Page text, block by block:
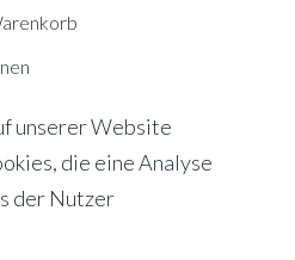
unserer Website
die eine Analyse
der Nutzer